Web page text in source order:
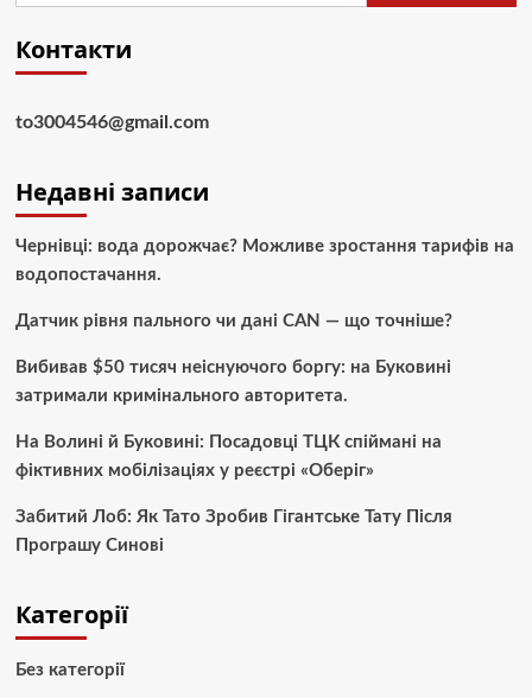
Контакти
to3004546@gmail.com
Недавні записи
Чернівці: вода дорожчає? Можливе зростання тарифів на
водопостачання.
Датчик рівня пального чи дані CAN — що точніше?
Вибивав $50 тисяч неіснуючого боргу: на Буковині
затримали кримінального авторитета.
На Волині й Буковині: Посадовці ТЦК спіймані на
фіктивних мобілізаціях у реєстрі «Оберіг»
Забитий Лоб: Як Тато Зробив Гігантське Тату Після
Програшу Синові
Категорії
Без категорії